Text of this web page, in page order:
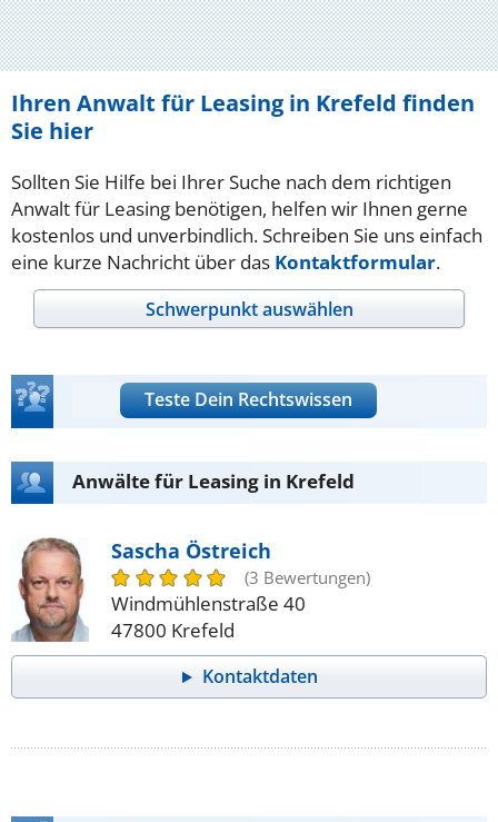
Ihren Anwalt für Leasing in Krefeld finden
Sie hier
Sollten Sie Hilfe bei Ihrer Suche nach dem richtigen
Anwalt für Leasing benötigen, helfen wir Ihnen gerne
kostenlos und unverbindlich. Schreiben Sie uns einfach
eine kurze Nachricht über das Kontaktformular.
Schwerpunkt auswählen
Teste Dein Rechtswissen
Anwälte für Leasing in Krefeld
Sascha Östreich
(3 Bewertungen)
Windmühlenstraße 40
47800 Krefeld
Kontaktdaten